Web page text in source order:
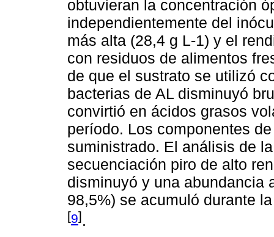
obtuvieran la concentración
independientemente del
más alta (28,4 g L-1) y el
con residuos de alimentos
de que el sustrato se utilizó
bacterias de AL disminuyó
convirtió en ácidos grasos
período. Los componentes
suministrado. El análisis de
secuenciación piro de alto
disminuyó y una abundancia
98,5%) se acumuló durante
[9].